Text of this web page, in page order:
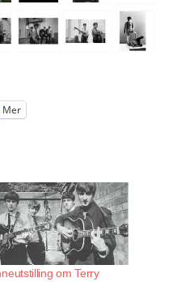
Mer
om Terry